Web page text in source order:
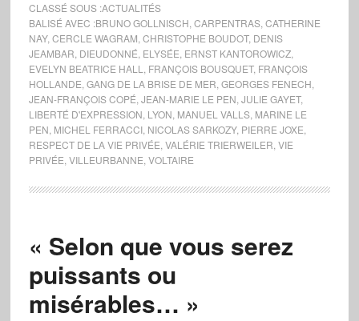
CLASSÉ SOUS :ACTUALITÉS
BALISÉ AVEC :BRUNO GOLLNISCH CARPENTRAS, CATHERINE
NAY, CERCLE WAGRAM CHRISTOPHE BOUDOT, DENIS
JEAMBAR DIEUDONNÉ ELYSÉE ERNST KANTOROWICZ,
EVELYN BEATRICE HALL
FRANÇOIS BOUSQUET, FRANÇOIS
HOLLANDE GANG DE LA BRISE DE MER GEORGES FENECH
JEAN-FRANÇOIS COPÉ JEAN-MARIE LE PEN JULIE GAYET,
LIBERTÉ D'EXPRESSION LYON MANUEL VALLS, MARINE LE
PEN MICHEL FERRACCI, NICOLAS SARKOZY, PIERRE JOXE
RESPECT DE LA VIE PRIVÉE VALÉRIE TRIERWEILER VIE
PRIVÉE VILLEURBANNE VOLTAIRE
« Selon que vous serez
puissants ou
misérables… »